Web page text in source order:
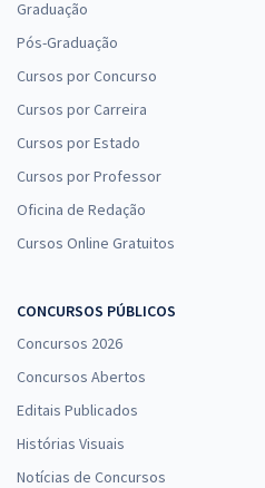
Graduação
Pós-Graduação
Cursos por Concurso
Cursos por Carreira
Cursos por Estado
Cursos por Professor
Oficina de Redação
Cursos Online Gratuitos
CONCURSOS PÚBLICOS
Concursos 2026
Concursos Abertos
Editais Publicados
Histórias Visuais
Notícias de Concursos